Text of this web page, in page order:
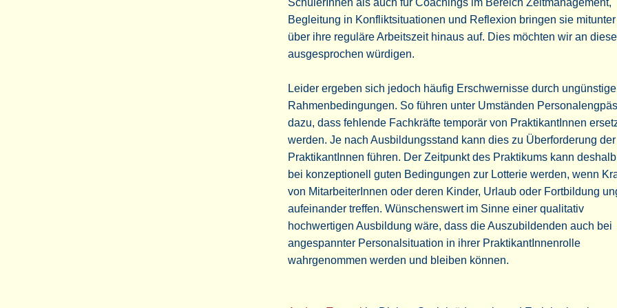
SchülerInnen als auch für Coachings im Bereich Zeitmanagement,
Begleitung in Konfliktsituationen und Reflexion bringen sie
über ihre reguläre Arbeitszeit hinaus auf. Dies möchten wir an
ausgesprochen würdigen.
Leider ergeben sich jedoch häufig Erschwernisse durch ungünstige
Rahmenbedingungen. So führen unter Umständen
dazu, dass fehlende Fachkräfte temporär von PraktikantInnen
werden. Je nach Ausbildungsstand kann dies zu Überforderung der
PraktikantInnen führen. Der Zeitpunkt des Praktikums kann
bei konzeptionell guten Bedingungen zur Lotterie werden, wenn
von MitarbeiterInnen oder deren Kinder, Urlaub oder Fortbildung
aufeinander treffen. Wünschenswert im Sinne einer qualitativ
hochwertigen Ausbildung wäre, dass die Auszubildenden auch bei
angespannter Personalsituation in ihrer PraktikantInnenrolle
wahrgenommen werden und bleiben können.